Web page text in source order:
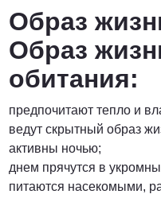
Образ
Образ
обитания:
предпочитают тепло и
ведут скрытный образ
активны ночью;
днем прячутся в
питаются насекомыми,